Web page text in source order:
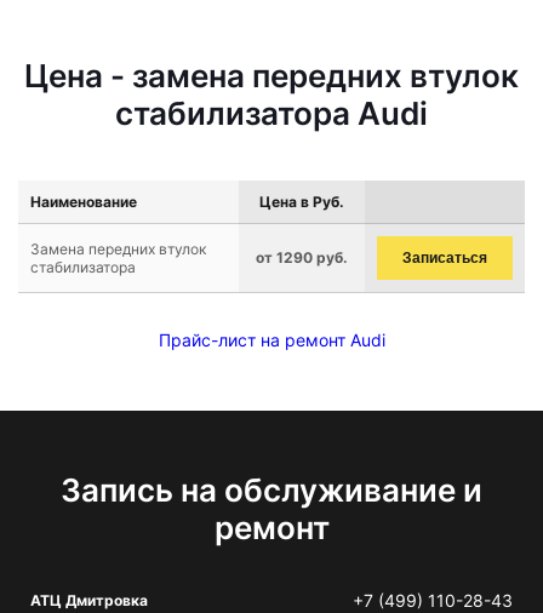
Цена - замена передних втулок
стабилизатора Audi
Наименование Цена в Руб.
Замена передних втулок
стабилизатора
от 1290 руб. Записаться
Прайс-лист на ремонт Audi
Запись на обслуживание и
ремонт
АТЦ Дмитровка +7 (499) 110-28-43